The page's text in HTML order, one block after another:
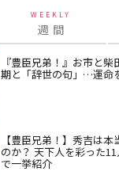
WEEKLY
週 間
『豊臣兄弟！』お市と
期と「辞世の句」…運命
【豊臣兄弟！】秀吉は
のか？ 天下人を彩った
で一挙紹介